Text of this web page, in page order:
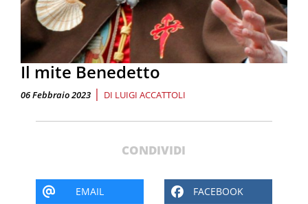
Il mite Benedetto
06 Febbraio 2023 | DI LUIGI ACCATTOLI
CONDIVIDI
EMAIL FACEBOOK